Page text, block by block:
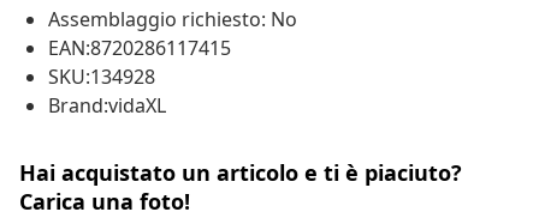
Assemblaggio richiesto: No
EAN:8720286117415
SKU:134928
Brand:vidaXL
Hai acquistato un articolo e ti è piaciuto?
Carica una foto!